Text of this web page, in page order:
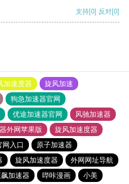
支持[0] 反对[0]
加速度器
旋风加速
狗急加速器官网
优途加速器官网
风驰加速器
外网苹果版
旋风加速度器
网入口
原子加速器
旋风加速度器
外网网址导航
加速器 哔咔漫画
小美